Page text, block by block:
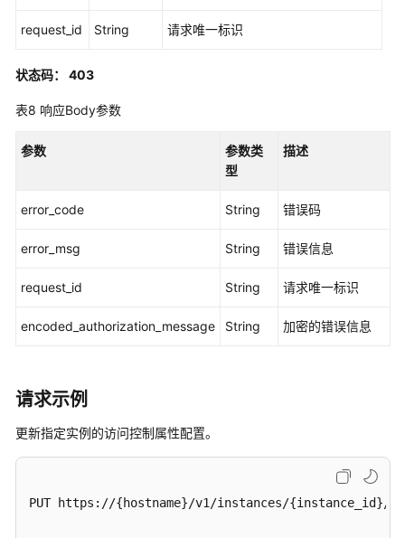
解
指
实
-
权
集
request_id String 请求唯一标识
状态码： 403
表8 响应Body参数
参数
参数类
型
描述
error_code String 错误码
error_msg String 错误信息
request_id String 请求唯一标识
encoded_authorization_message String 加密的错误信息
请求示例
更新指定实例的访问控制属性配置。
PUT https://{hostname}/v1/instances/